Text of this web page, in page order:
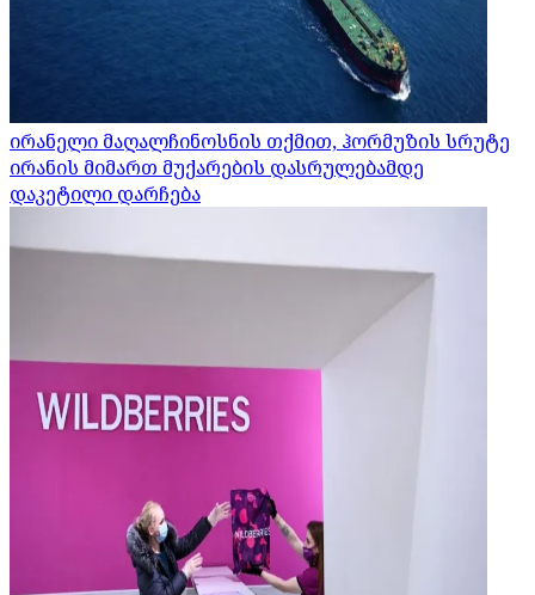
ირანელი მაღალჩინოსნის თქმით, ჰორმუზის სრუტე
ირანის მიმართ მუქარების დასრულებამდე
დაკეტილი დარჩება